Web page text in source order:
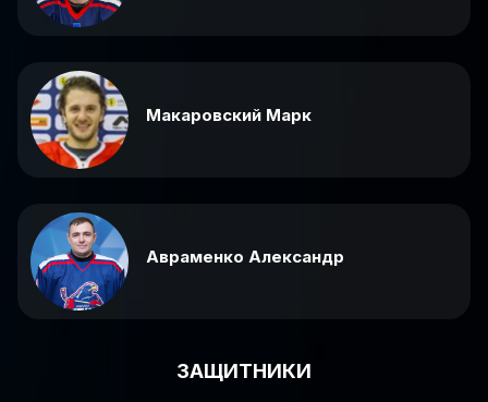
Макаровский Марк
Авраменко Александр
ЗАЩИТНИКИ